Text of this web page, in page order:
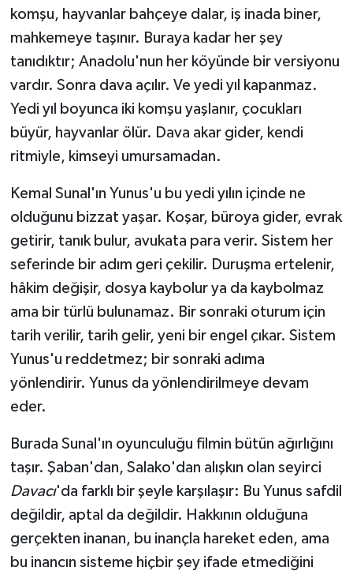
komşu, hayvanlar bahçeye dalar, iş inada biner,
mahkemeye taşınır. Buraya kadar her şey
tanıdıktır; Anadolu'nun her köyünde bir versiyonu
vardır. Sonra dava açılır. Ve yedi yıl kapanmaz.
Yedi yıl boyunca iki komşu yaşlanır, çocukları
büyür, hayvanlar ölür. Dava akar gider, kendi
ritmiyle, kimseyi umursamadan.
Kemal Sunal'ın Yunus'u bu yedi yılın içinde ne
olduğunu bizzat yaşar. Koşar, büroya gider, evrak
getirir, tanık bulur, avukata para verir. Sistem her
seferinde bir adım geri çekilir. Duruşma ertelenir,
hâkim değişir, dosya kaybolur ya da kaybolmaz
ama bir türlü bulunamaz. Bir sonraki oturum için
tarih verilir, tarih gelir, yeni bir engel çıkar. Sistem
Yunus'u reddetmez; bir sonraki adıma
yönlendirir. Yunus da yönlendirilmeye devam
eder.
Burada Sunal'ın oyunculuğu filmin bütün ağırlığını
taşır. Şaban'dan, Salako'dan alışkın olan seyirci
Davacı'da farklı bir şeyle karşılaşır: Bu Yunus safdil
değildir, aptal da değildir. Hakkının olduğuna
gerçekten inanan, bu inançla hareket eden, ama
bu inancın sisteme hiçbir şey ifade etmediğini